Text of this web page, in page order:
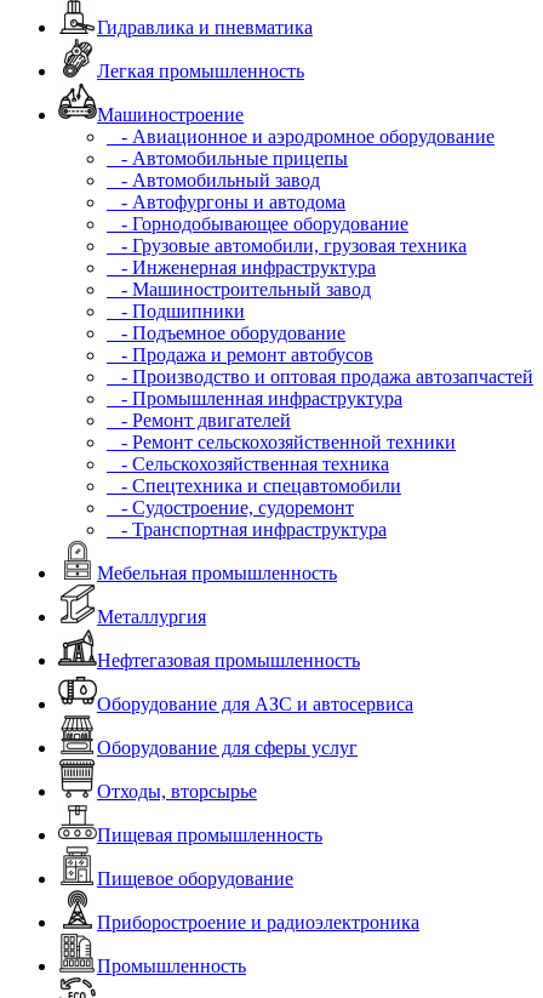
Гидравлика и пневматика
Легкая промышленность
Машиностроение
- Авиационное и аэродромное оборудование
- Автомобильные прицепы
- Автомобильный завод
- Автофургоны и автодома
- Горнодобывающее оборудование
- Грузовые автомобили, грузовая техника
- Инженерная инфраструктура
- Машиностроительный завод
- Подшипники
- Подъемное оборудование
- Продажа и ремонт автобусов
- Производство и оптовая продажа автозапчастей
- Промышленная инфраструктура
- Ремонт двигателей
- Ремонт сельскохозяйственной техники
- Сельскохозяйственная техника
- Спецтехника и спецавтомобили
- Судостроение, судоремонт
- Транспортная инфраструктура
Мебельная промышленность
Металлургия
Нефтегазовая промышленность
Оборудование для АЗС и автосервиса
Оборудование для сферы услуг
Отходы, вторсырье
Пищевая промышленность
Пищевое оборудование
Приборостроение и радиоэлектроника
Промышленность